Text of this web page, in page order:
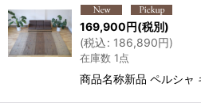
169,900円(税別)
(税込: 186,890円)
在庫数 1点
商品名称新品 ペルシ